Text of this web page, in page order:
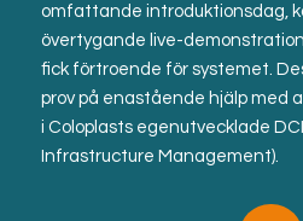
omfattande introduktionsdag,
övertygande live-
fick förtroende för systemet.
prov på enastående hjälp med
i Coloplasts egenutvecklade
Infrastructure Management).